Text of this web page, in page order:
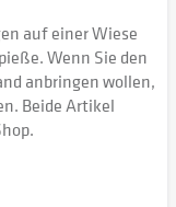
auf einer Wiese
Wenn Sie den
anbringen wollen,
Beide Artikel